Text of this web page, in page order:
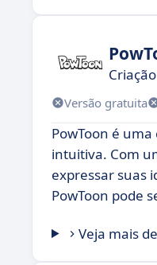
Versão gratuita
PowToon é
intuitiva. Com
expressar suas
PowToon pode
Veja mais